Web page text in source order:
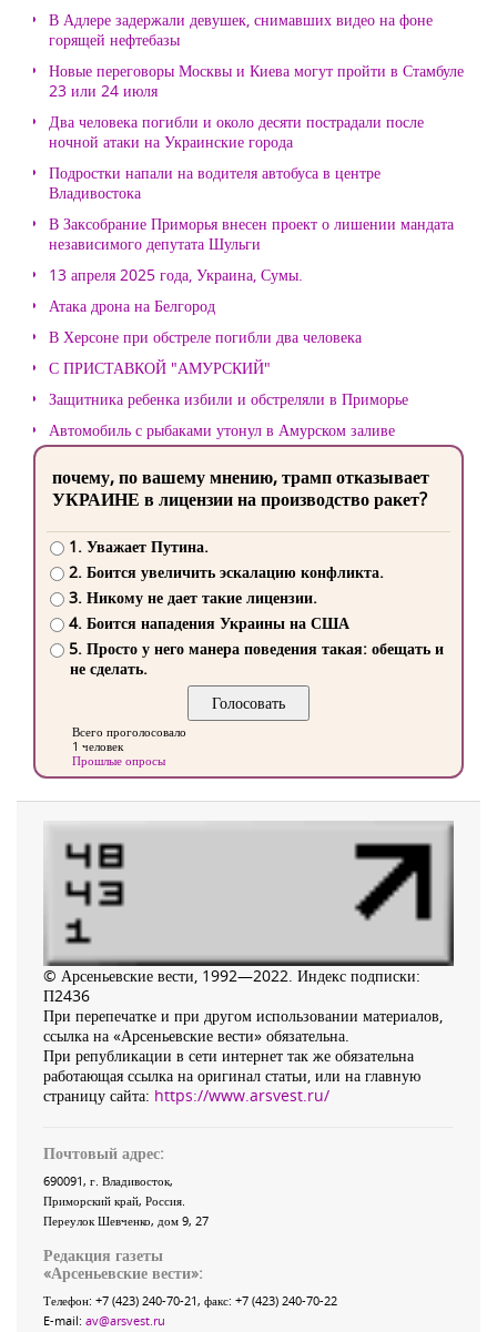
В Адлере задержали девушек, снимавших видео на фоне
горящей нефтебазы
Новые переговоры Москвы и Киева могут пройти в Стамбуле
23 или 24 июля
Два человека погибли и около десяти пострадали после
ночной атаки на Украинские города
Подростки напали на водителя автобуса в центре
Владивостока
В Заксобрание Приморья внесен проект о лишении мандата
независимого депутата Шульги
13 апреля 2025 года, Украина, Сумы.
Атака дрона на Белгород
В Херсоне при обстреле погибли два человека
С ПРИСТАВКОЙ "АМУРСКИЙ"
Защитника ребенка избили и обстреляли в Приморье
Автомобиль с рыбаками утонул в Амурском заливе
почему, по вашему мнению, трамп отказывает
УКРАИНЕ в лицензии на производство ракет?
1. Уважает Путина.
2. Боится увеличить эскалацию конфликта.
3. Никому не дает такие лицензии.
4. Боится нападения Украины на США
5. Просто у него манера поведения такая: обещать и
не сделать.
Всего проголосовало
1 человек
Прошлые опросы
© Арсеньевские вести, 1992—2022. Индекс подписки:
П2436
При перепечатке и при другом использовании материалов,
ссылка на «Арсеньевские вести» обязательна.
При републикации в сети интернет так же обязательна
работающая ссылка на оригинал статьи, или на главную
страницу сайта: https://www.arsvest.ru/
Почтовый адрес:
690091, г. Владивосток,
Приморский край, Россия
Переулок Шевченко, дом 9, 27
Редакция газеты
«Арсеньевские вести»:
Телефон: +7 (423) 240-70-21, факс: +7 (423) 240-70-22
E-mail: av@arsvest.ru